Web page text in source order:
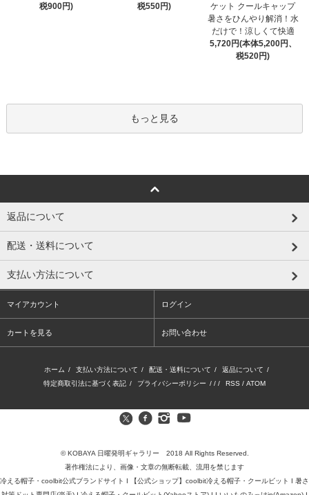
税900円)
税550円)
ケット クールキャップ
暑さをひんやり解消！水
だけで！涼しくて快適
5,720円(本体5,200円、
税520円)
もっと見る
返品について
配送・送料について
支払い方法について
マイアカウント ログイン
カートを見る お問い合わせ
ホーム / 支払い方法について / 配送・送料について / 返品について /
特定商取引法に基づく表記 / プライバシーポリシー / / / RSS / ATOM
© KOBAYA 日曜発明ギャラリー 2018 All Rights Reserved.
著作権法により、画像・文章の無断転載、流用を禁じます
冷える帽子・coolbit公式ブランドサイト
【公式ショップ】coolbit冷える帽子・クールビット
暑さ